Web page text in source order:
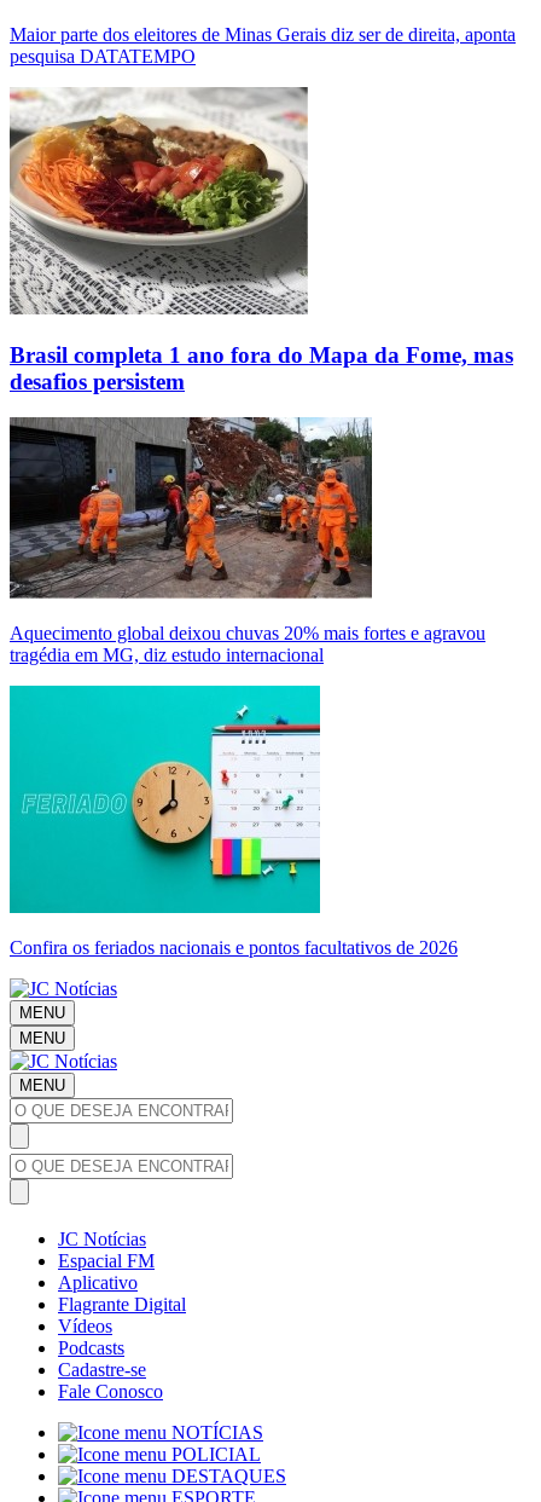
Maior parte dos eleitores de Minas Gerais diz ser de direita, aponta
pesquisa DATATEMPO
Brasil completa 1 ano fora do Mapa da Fome, mas
desafios persistem
Aquecimento global deixou chuvas 20% mais fortes e agravou
tragédia em MG, diz estudo internacional
Confira os feriados nacionais e pontos facultativos de 2026
MENU
MENU
MENU
JC Notícias
Espacial FM
Aplicativo
Flagrante Digital
Vídeos
Podcasts
Cadastre-se
Fale Conosco
NOTÍCIAS
POLICIAL
DESTAQUES